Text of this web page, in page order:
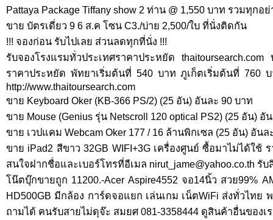
Pattaya Package Tiffany show 2 ท่าน @ 1,550 บาท รวมทุกอ
ขาย บัตรเดี่ยว 9 6 ส.ค โซน C3./บ่าย 2,500/ใบ ที่นั่งติดกัน
!!! จองก่อน รับไปเลย ส่วนลดทุกที่นั่ง !!!
รับจองโรงแรมทั่วประเทศราคาประหยัด thaitoursearch.com
ราคาประหยัด พัทยาเริ่มต้นที่ 540 บาท ภูเก็ตเริ่มต้นที่ 760
http://www.thaitoursearch.com
ขาย Keyboard Oker (KB-366 PS/2) (25 อัน) อันละ 90 บาท
ขาย Mouse (Genius รุ่น Netscroll 120 optical PS2) (25 อัน) อั
ขาย เวปแคม Webcam Oker 177 / 16 ล้านพิกเซล (25 อัน) อันล
ขาย iPad2 สีขาว 32GB WIFI+3G เครื่องศูนย์ ซื้อมาไม่ได้ใช้
สนใจฝากชื่อและเบอร์โทรที่อีเมล nirut_jame@yahoo.co.th รับ
โน๊ตบุ๊กขายถูก 11200.-Acer Aspire4552 จอ14นิ้ว สวย99%
HD500GB มีกล้อง การ์ดจอแยก เล่นเกม เน็ตWiFi ส่งทั่วไทย
ถามได้ คนรับสายไม่ดุจ๊ะ สมยศ 081-3358444 ดูสินค้าอื่นของเร